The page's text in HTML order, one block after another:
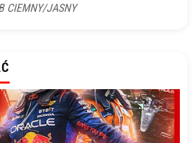
CIEMNY/JASNY